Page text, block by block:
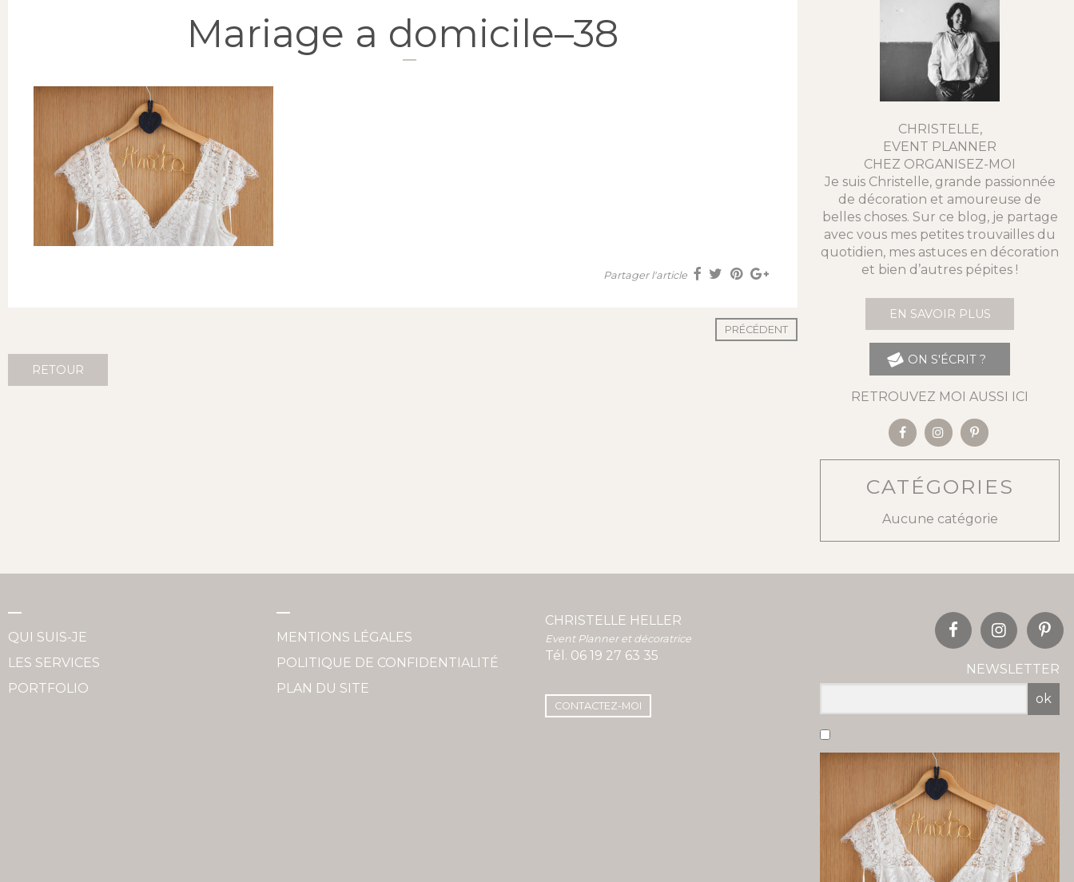
Mariage a domicile–38
Partager l'article
PRÉCÉDENT
RETOUR
CHRISTELLE,
EVENT PLANNER
CHEZ ORGANISEZ-MOI
Je suis Christelle, grande passionnée
de décoration et amoureuse de
belles choses. Sur ce blog, je partage
avec vous mes petites trouvailles du
quotidien, mes astuces en décoration
et bien d’autres pépites !
EN SAVOIR PLUS
ON S'ÉCRIT ?
RETROUVEZ MOI AUSSI ICI
CATÉGORIES
Aucune catégorie
QUI SUIS-JE
LES SERVICES
PORTFOLIO
MENTIONS LÉGALES
POLITIQUE DE CONFIDENTIALITÉ
PLAN DU SITE
CHRISTELLE HELLER
Event Planner et décoratrice
Tél. 06 19 27 63 35
CONTACTEZ-MOI
NEWSLETTER
ok